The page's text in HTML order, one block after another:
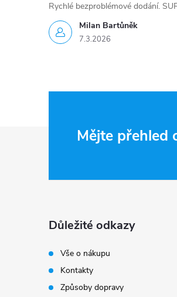
Milan Bartůněk
7.3.2026
Rychlé bezproblémové dodání.
Mějte přehled
Důležité odkazy
Vše o nákupu
Kontakty
Způsoby dopravy